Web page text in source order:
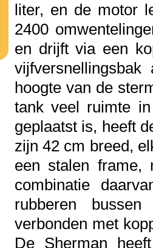
liter, en de motor
2400
en drijft via een
hoogte van de
tank veel ruimte
geplaatst is, heeft
zijn 42 cm breed,
een stalen frame,
combinatie
rubberen
verbonden met
De Sherman